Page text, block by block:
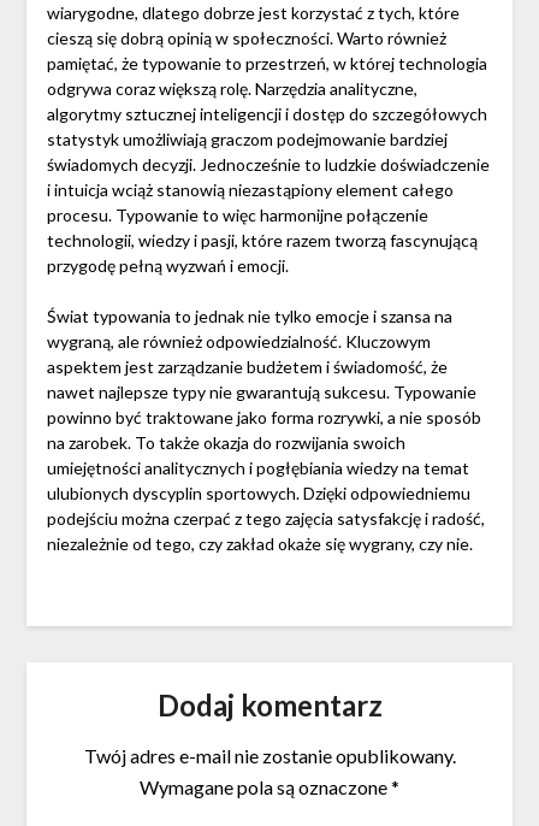
wiarygodne, dlatego dobrze jest korzystać z tych, które
cieszą się dobrą opinią w społeczności. Warto również
pamiętać, że typowanie to przestrzeń, w której technologia
odgrywa coraz większą rolę. Narzędzia analityczne,
algorytmy sztucznej inteligencji i dostęp do szczegółowych
statystyk umożliwiają graczom podejmowanie bardziej
świadomych decyzji. Jednocześnie to ludzkie doświadczenie
i intuicja wciąż stanowią niezastąpiony element całego
procesu. Typowanie to więc harmonijne połączenie
technologii, wiedzy i pasji, które razem tworzą fascynującą
przygodę pełną wyzwań i emocji.
Świat typowania to jednak nie tylko emocje i szansa na
wygraną, ale również odpowiedzialność. Kluczowym
aspektem jest zarządzanie budżetem i świadomość, że
nawet najlepsze typy nie gwarantują sukcesu. Typowanie
powinno być traktowane jako forma rozrywki, a nie sposób
na zarobek. To także okazja do rozwijania swoich
umiejętności analitycznych i pogłębiania wiedzy na temat
ulubionych dyscyplin sportowych. Dzięki odpowiedniemu
podejściu można czerpać z tego zajęcia satysfakcję i radość,
niezależnie od tego, czy zakład okaże się wygrany, czy nie.
Dodaj komentarz
Twój adres e-mail nie zostanie opublikowany.
Wymagane pola są oznaczone*